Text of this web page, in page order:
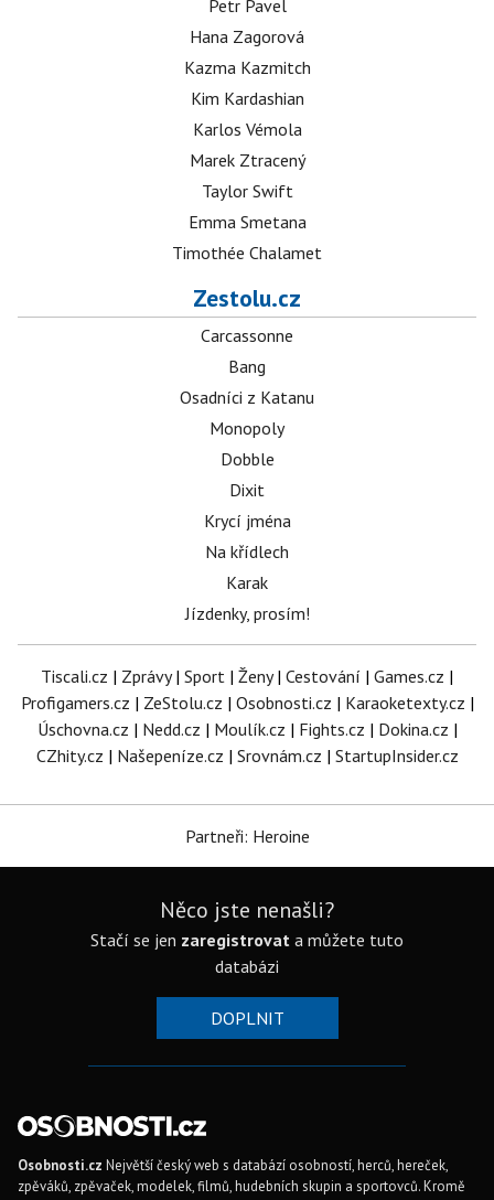
Petr Pavel
Hana Zagorová
Kazma Kazmitch
Kim Kardashian
Karlos Vémola
Marek Ztracený
Taylor Swift
Emma Smetana
Timothée Chalamet
Zestolu.cz
Carcassonne
Bang
Osadníci z Katanu
Monopoly
Dobble
Dixit
Krycí jména
Na křídlech
Karak
Jízdenky, prosím!
Tiscali.cz | Zprávy| Sport | Ženy| Cestování | Games.cz |
Profigamers.cz | ZeStolu.cz | Osobnosti.cz | Karaoketexty.cz |
Úschovna.cz | Nedd.cz | Moulík.cz | Fights.cz | Dokina.cz |
CZhity.cz | Našepeníze.cz | Srovnám.cz | StartupInsider.cz
Partneři: Heroine
Něco jste nenašli?
Stačí se jen zaregistrovat a můžete tuto
databázi
DOPLNIT
Osobnosti.cz Největší český web s databází osobností, herců, hereček,
zpěváků, zpěvaček, modelek, filmů, hudebních skupin a sportovců. Kromě